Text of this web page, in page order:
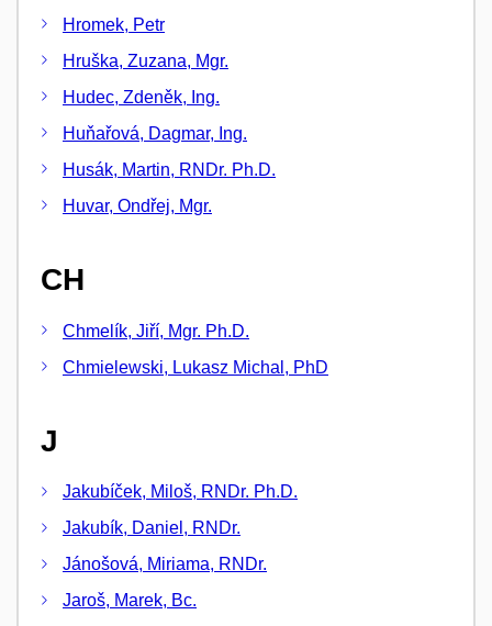
Hromek, Petr
Hruška, Zuzana, Mgr.
Hudec, Zdeněk, Ing.
Huňařová, Dagmar, Ing.
Husák, Martin, RNDr. Ph.D.
Huvar, Ondřej, Mgr.
CH
Chmelík, Jiří, Mgr. Ph.D.
Chmielewski, Lukasz Michal, PhD
J
Jakubíček, Miloš, RNDr. Ph.D.
Jakubík, Daniel, RNDr.
Jánošová, Miriama, RNDr.
Jaroš, Marek, Bc.